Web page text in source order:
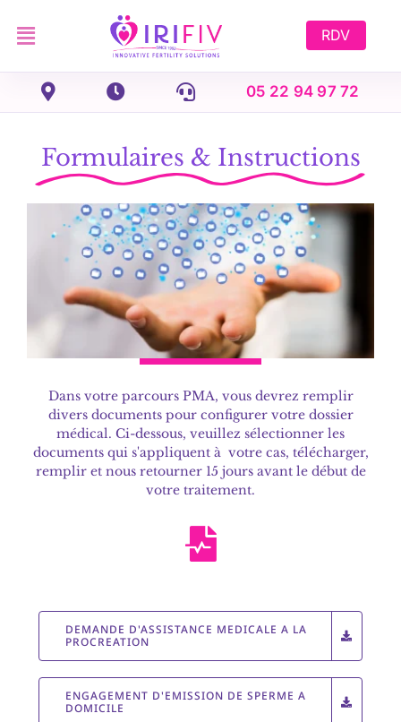
RDV
05 22 94 97 72
Formulaires & Instructions
Dans votre parcours PMA, vous devrez remplir
divers documents pour configurer votre dossier
médical. Ci-dessous, veuillez sélectionner les
documents qui s'appliquent à votre cas, télécharger,
remplir et nous retourner 15 jours avant le début de
votre traitement.
DEMANDE D'ASSISTANCE MEDICALE A LA
PROCREATION
ENGAGEMENT D'EMISSION DE SPERME A
DOMICILE